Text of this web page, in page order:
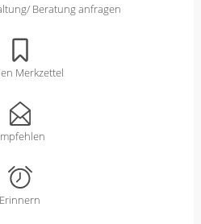
Beratung anfragen
Merkzettel
Erinnern